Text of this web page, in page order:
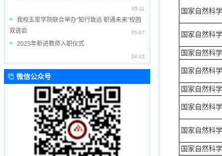
05-11
05-07
我校五家学院联合举办“知行致远 职通未来”校园
双选会
04-15
2025年新进教师入职仪式
微信公众号
国家自然科
国家自然科
国家自然科
国家自然科
国家自然科
国家自然科
国家自然科
国家自然科